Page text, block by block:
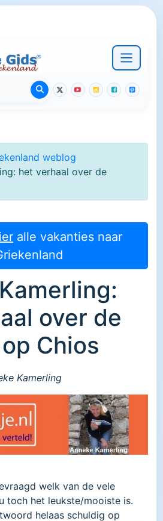
weblog
het verhaal over de
alle vakanties naar
over de
Chios
Kamerling
welk van de vele
toch het leukste/mooiste is.
helaas schuldig op